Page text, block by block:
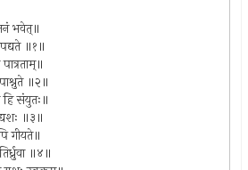
भवेत्॥
॥१॥
॥२॥
संयुतः॥
॥३॥
गीयते॥
॥४॥